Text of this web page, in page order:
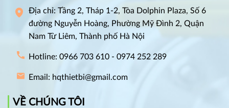
Địa chỉ: Tầng 2, Tháp 1-2, Tòa Dolphin Plaza, Số 6
đường Nguyễn Hoàng, Phường Mỹ Đình 2, Quận
Nam Từ Liêm, Thành phố Hà Nội
Hotline: 0966 703 610 - 0974 252 289
Email: hqthietbi@gmail.com
VỀ CHÚNG TÔI